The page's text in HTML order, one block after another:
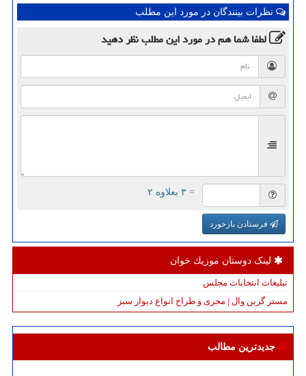
نظرات بینندگان در مورد این مطلب
لطفا شما همدر مورد این مطلبنظر دهید
= ۳ بعلاوه ۲
فرستادن بازخورد
لینک دوستان موزیك خوان
تبلیغات انتخابات مجلس
مستر گرین وال | مجری و طراح انواع دیوار سبز
جدیدترین مطالب